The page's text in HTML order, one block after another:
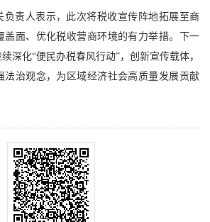
负责人表示，此次将税收宣传阵地拓展至商
盖面、优化税收营商环境的有力举措。下一
深化“便民办税春风行动”，创新宣传载体，
法治观念，为区域经济社会高质量发展贡献